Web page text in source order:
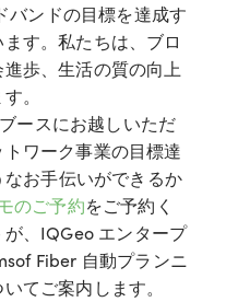
バンドの目標を達成す
す。私たちは、ブロ
歩、生活の質の向上
。
ースにお越しいただ
ワーク事業の目標達
お手伝いができるか
のご予約をご予約く
、IQGeo エンタープ
Fiber 自動プランニ
てご案内します。